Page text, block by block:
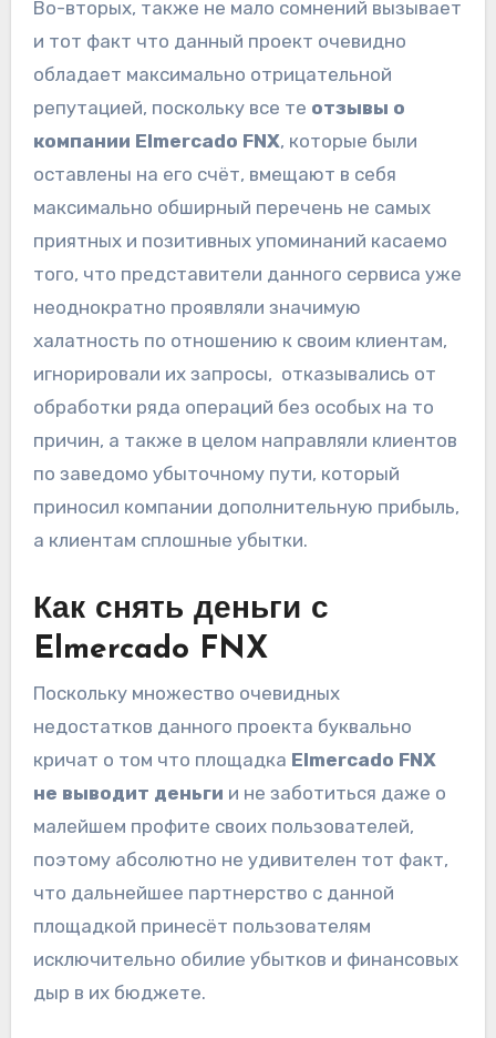
Во-вторых, также не мало сомнений вызывает
и тот факт что данный проект очевидно
обладает максимально отрицательной
репутацией, поскольку все те отзывы о
компании Elmercado FNX, которые были
оставлены на его счёт, вмещают в себя
максимально обширный перечень не самых
приятных и позитивных упоминаний касаемо
того, что представители данного сервиса уже
неоднократно проявляли значимую
халатность по отношению к своим клиентам,
игнорировали их запросы, отказывались от
обработки ряда операций без особых на то
причин, а также в целом направляли клиентов
по заведомо убыточному пути, который
приносил компании дополнительную прибыль,
а клиентам сплошные убытки.
Как снять деньги с
Elmercado FNX
Поскольку множество очевидных
недостатков данного проекта буквально
кричат о том что площадка Elmercado FNX
не выводит деньги и не заботиться даже о
малейшем профите своих пользователей,
поэтому абсолютно не удивителен тот факт,
что дальнейшее партнерство с данной
площадкой принесёт пользователям
исключительно обилие убытков и финансовых
дыр в их бюджете.